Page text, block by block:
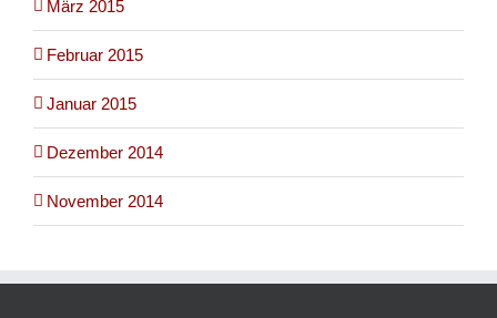
März 2015
Februar 2015
Januar 2015
Dezember 2014
November 2014